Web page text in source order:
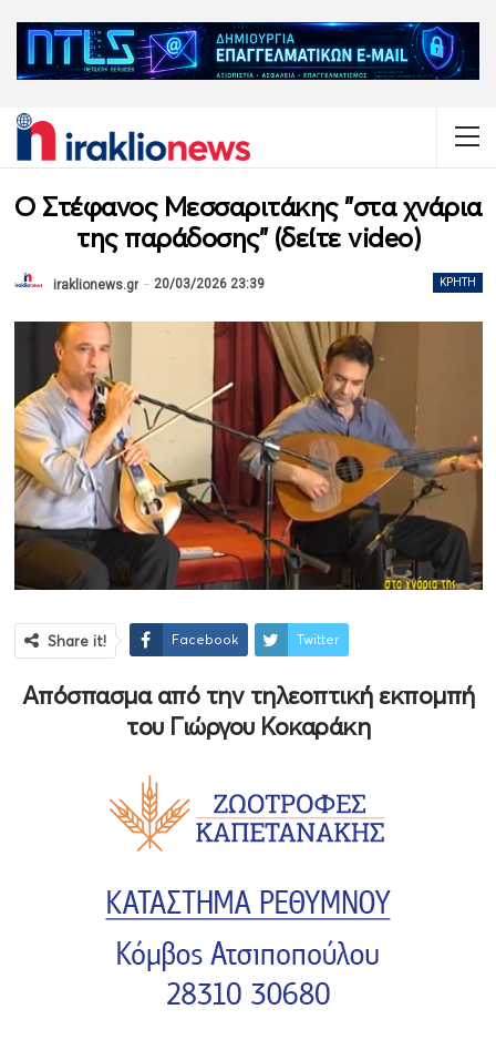
Ο Στέφανος Μεσσαριτάκης "στα χνάρια
της παράδοσης" (δείτε video)
ΚΡΉΤΗ
iraklionews.gr 20/03/2026 23:39
Share it! Facebook Twitter
Aπόσπασμα από την τηλεοπτική εκπομπή
του Γιώργου Κοκαράκη